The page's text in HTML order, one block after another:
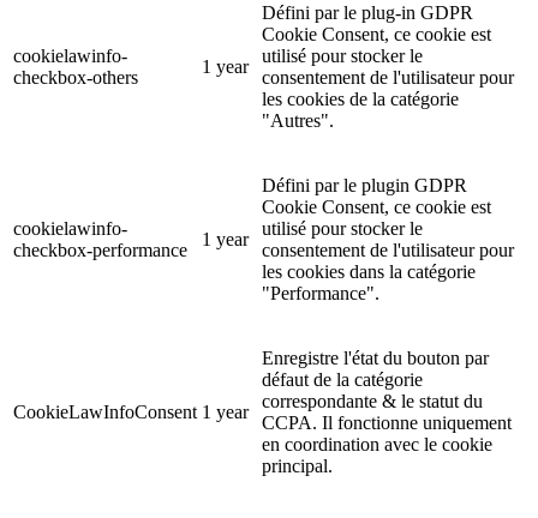
cookielawinfo-
checkbox-others
1 year
Défini par le plug-in GDPR
Cookie Consent, ce cookie est
utilisé pour stocker le
consentement de l'utilisateur pour
les cookies de la catégorie
"Autres".
cookielawinfo-
checkbox-performance
1 year
Défini par le plugin GDPR
Cookie Consent, ce cookie est
utilisé pour stocker le
consentement de l'utilisateur pour
les cookies dans la catégorie
"Performance".
CookieLawInfoConsent 1 year
Enregistre l'état du bouton par
défaut de la catégorie
correspondante & le statut du
CCPA. Il fonctionne uniquement
en coordination avec le cookie
principal.